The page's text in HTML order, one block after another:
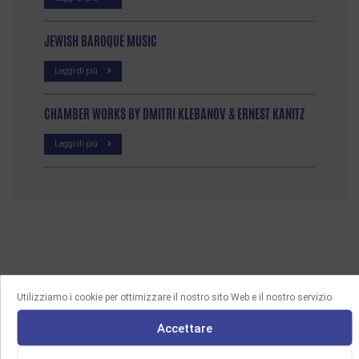
Utilizziamo i cookie per ottimizzare il nostro sito Web e il nostro servizio.
Accettare
JEWISH BAROQUE MUSIC
Leggi di più
CHAMBER WORKS BY DMITRI KLEBANOV & ERNEST KANITZ
Leggi di più